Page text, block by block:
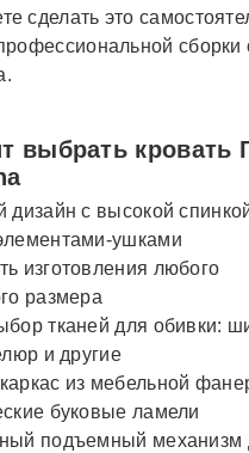
сделать это
сборки
выбрать кровать
дизайн с высокой
ушками
изготовления любого
размера
тканей для обивки:
и другие
из мебельной
буковые ламели
подъемный механизм